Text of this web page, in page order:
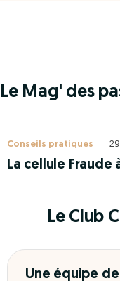
Le Mag' des
Conseils pratiques
La cellule Fraude
Le Club
Une équipe